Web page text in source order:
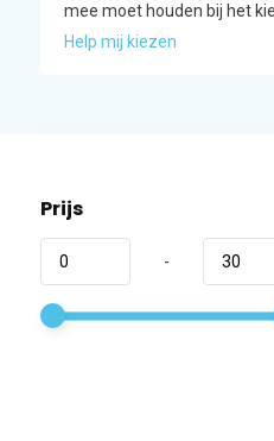
mee moet houden bij het
Help mij kiezen
Prijs
-